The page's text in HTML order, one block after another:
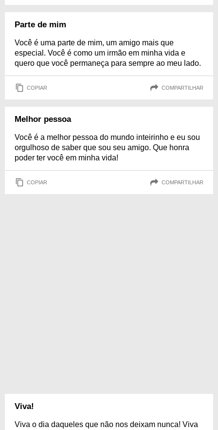
Parte de mim
Você é uma parte de mim, um amigo mais que
especial. Você é como um irmão em minha vida e
quero que você permaneça para sempre ao meu lado.
COPIAR COMPARTILHAR
Melhor pessoa
Você é a melhor pessoa do mundo inteirinho e eu sou
orgulhoso de saber que sou seu amigo. Que honra
poder ter você em minha vida!
COPIAR COMPARTILHAR
Viva!
Viva o dia daqueles que não nos deixam nunca! Viva